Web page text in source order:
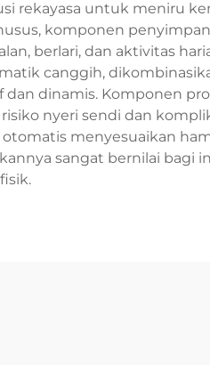
rekayasa untuk meniru
komponen
berlari, dan aktivitas
canggih,
dinamis. Komponen
nyeri sendi dan
menyesuaikan
sangat bernilai bagi